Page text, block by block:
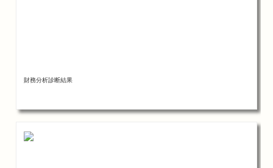
財務分析診断結果